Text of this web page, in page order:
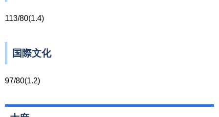
113/80(1.4)
国際文化
97/80(1.2)